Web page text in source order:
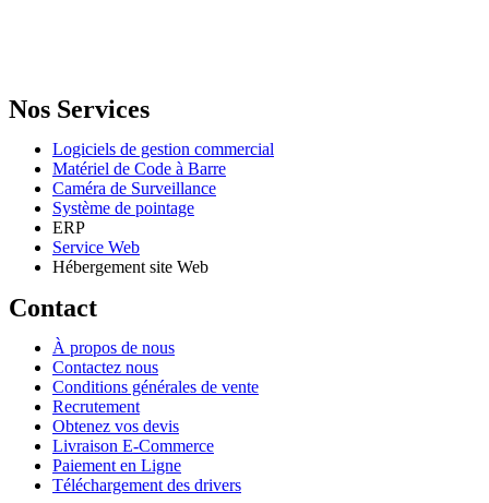
Nos Services
Logiciels de gestion commercial
Matériel de Code à Barre
Caméra de Surveillance
Système de pointage
ERP
Service Web
Hébergement site Web
Contact
À propos de nous
Contactez nous
Conditions générales de vente
Recrutement
Obtenez vos devis
Livraison E-Commerce
Paiement en Ligne
Téléchargement des drivers